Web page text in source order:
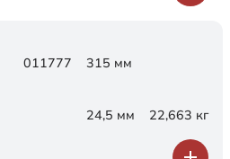
011777 315 мм
24,5 мм 22,663 кг